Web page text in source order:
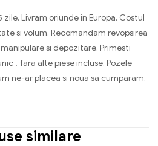
Livram oriunde in Europa. Costul
si volum. Recomandam revopsirea
si depozitare. Primesti
, fara alte piese incluse. Pozele
ne-ar placea si noua sa cumparam.
similare